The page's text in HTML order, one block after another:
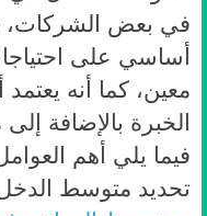
في بعض الشركات،
أساسي على
معين، كما أنه
الخبرة بالإضافة
فيما يلي أهم
تحديد متوسط